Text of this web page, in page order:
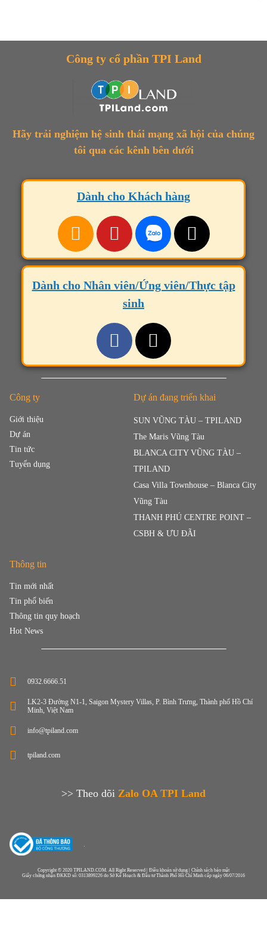
Công ty cổ phần TPI Land
Hãy trải nghiệm hệ sinh thái mạng xã hội của chúng
tôi qua các kênh bên dưới
Dành cho Khách hàng
Dành cho Nhân viên/Ứng viên/Thực tập
sinh
Công ty
Giới thiệu
Dự án
Tin tức
Tuyển dụng
Dự án đang triển khai
SUN VŨNG TÀU – TPILAND
The Maris Vũng Tàu
BLANCA CITY VŨNG TÀU –
TPILAND
Casa Villa Townhouse – Blanca City
Vũng Tàu
THANH PHÚ CENTRE POINT –
CSBH & ƯU ĐÃI
Thông tin
Tin mới nhất
Tin phổ biến
Thông tin quy hoạch
Hot News
0932.6666.51
LK2-3 Đường N1-1, Saigon Mystery Villas, P. Bình Trưng, Thành phố Hồ Chí
Minh, Việt Nam
info@tpiland.com
tpiland.com
>> Theo dõi Zalo OA TPI Land
Copyright © 2020 TPILAND.COM. All Right Reserved | Điều khoản sử dụng | Chính sách bảo mật
Giấy chứng nhận ĐKKD số: 0313899226 do Sở Kế Hoạch & Đầu tư Thành Phố Hồ Chí Minh cấp ngày 06/07/2016